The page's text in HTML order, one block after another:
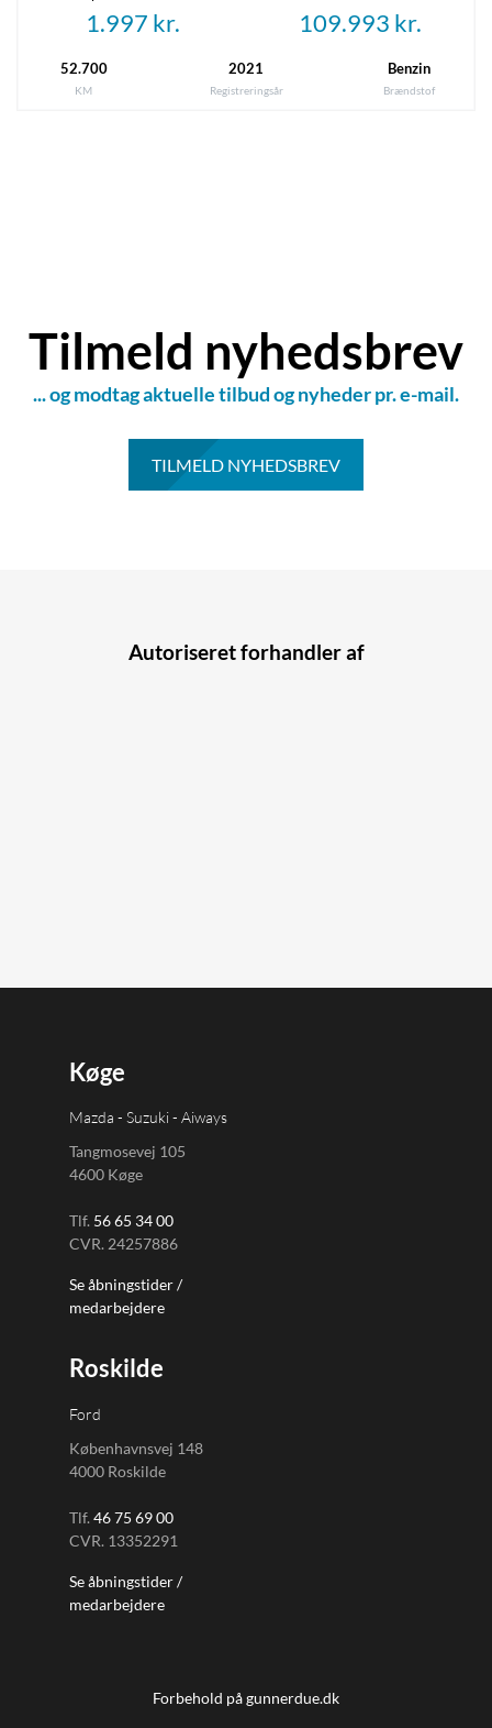
1.997 kr. 109.993 kr.
52.700
KM
2021
Registreringsår
Benzin
Brændstof
Tilmeld nyhedsbrev
... og modtag aktuelle tilbud og nyheder pr. e-mail.
TILMELD NYHEDSBREV
Autoriseret forhandler af
Køge
Mazda - Suzuki - Aiways
Tangmosevej 105
4600 Køge
Tlf. 56 65 34 00
CVR. 24257886
Se åbningstider /
medarbejdere
Roskilde
Ford
Københavnsvej 148
4000 Roskilde
Tlf. 46 75 69 00
CVR. 13352291
Se åbningstider /
medarbejdere
Forbehold på gunnerdue.dk